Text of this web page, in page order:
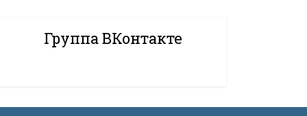
Группа ВКонтакте